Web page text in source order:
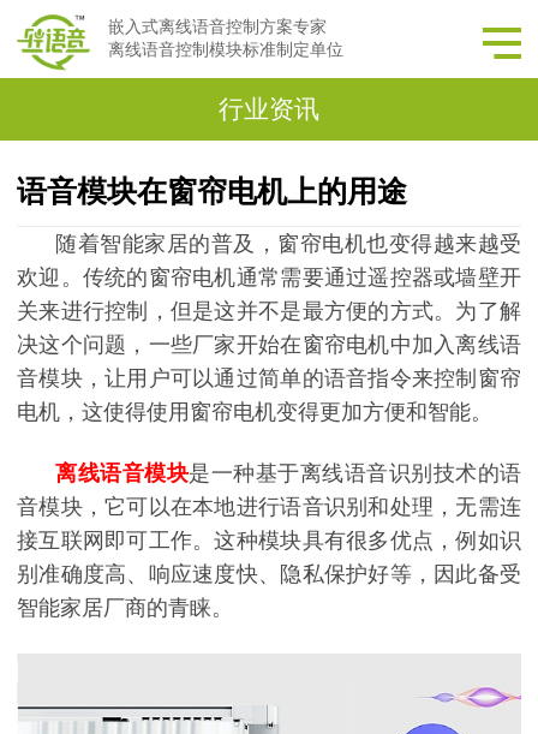
嵌入式离线语音控制方案专家
离线语音控制模块标准制定单位
行业资讯
语音模块在窗帘电机上的用途
随着智能家居的普及，窗帘电机也变得越来越受
欢迎。传统的窗帘电机通常需要通过遥控器或墙壁开
关来进行控制，但是这并不是最方便的方式。为了解
决这个问题，一些厂家开始在窗帘电机中加入离线语
音模块，让用户可以通过简单的语音指令来控制窗帘
电机，这使得使用窗帘电机变得更加方便和智能。
离线语音模块是一种基于离线语音识别技术的语
音模块，它可以在本地进行语音识别和处理，无需连
接互联网即可工作。这种模块具有很多优点，例如识
别准确度高、响应速度快、隐私保护好等，因此备受
智能家居厂商的青睐。